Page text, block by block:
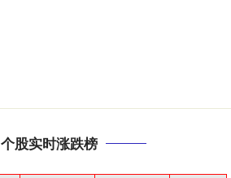
个股实时涨跌榜